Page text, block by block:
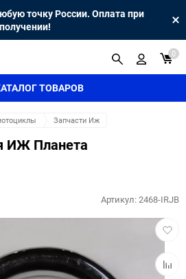
точку России. Оплата при
получении!
ТОВАРОВ
0
Запчасти Иж
ИЖ Планета
в
к
Артикул:2468-IRJB